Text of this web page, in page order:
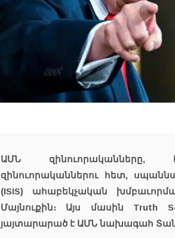
ԱՄՆ զինուորականները,
զինուորականներու հետ,
(ISIS) ահաբեկչական
Մայնուքին։ Այս մասին Truth
յայտարարած է ԱՄՆ նախագահ